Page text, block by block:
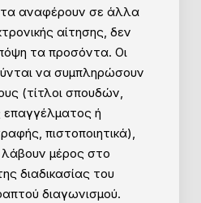
αναφέρουν σε άλλα
αίτησης, δεν
τα προσόντα. Οι
να συμπληρώσουν
(τίτλοι σπουδών,
επαγγέλματος ή
πιστοποιητικά),
λάβουν μέρος στο
διαδικασίας του
διαγωνισμού.